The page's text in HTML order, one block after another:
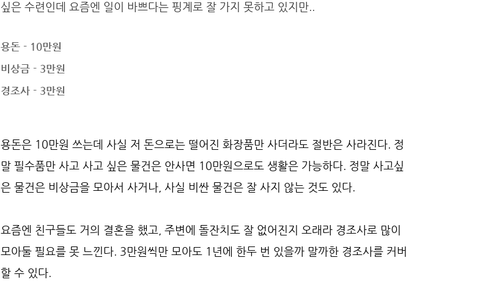
싶은 수련인데 요즘엔 일이 바쁘다는 핑계로 잘 가지 못하고 있지만..
용돈 - 10만원
비상금 - 3만원
경조사 - 3만원
용돈은 10만원 쓰는데 사실 저 돈으로는 떨어진 화장품만 사더라도 절반은 사라진다. 정
말 필수품만 사고 사고 싶은 물건은 안사면 10만원으로도 생활은 가능하다. 정말 사고싶
은 물건은 비상금을 모아서 사거나, 사실 비싼 물건은 잘 사지 않는 것도 있다.
요즘엔 친구들도 거의 결혼을 했고, 주변에 돌잔치도 잘 없어진지 오래라 경조사로 많이
모아둘 필요를 못 느낀다. 3만원씩만 모아도 1년에 한두 번 있을까 말까한 경조사를 커버
할 수 있다.